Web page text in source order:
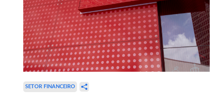
SETOR FINANCEIRO